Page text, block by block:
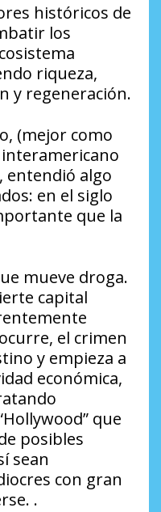
históricos de
los
riqueza,
y regeneración.
(mejor como
entendió algo
en el siglo
que la
mueve droga.
capital
el crimen
y empieza a
económica,
que
posibles
sean
con gran
.